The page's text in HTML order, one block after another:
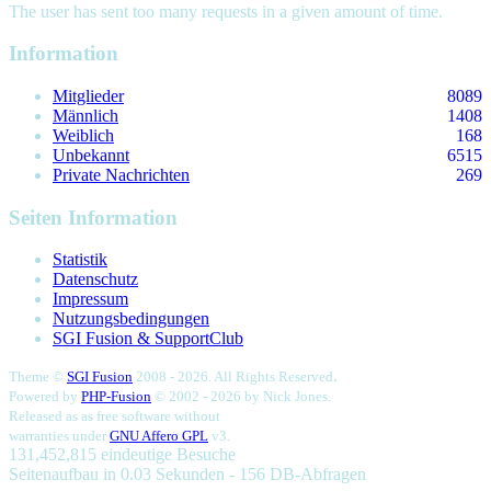
The user has sent too many requests in a given amount of time.
Information
Mitglieder
8089
Männlich
1408
Weiblich
168
Unbekannt
6515
Private Nachrichten
269
Seiten Information
Statistik
Datenschutz
Impressum
Nutzungsbedingungen
SGI Fusion & SupportClub
Theme © SGI Fusion 2008 - 2026. All Rights Reserved.
Powered by PHP-Fusion © 2002 - 2026 by Nick Jones.
Released as as free software without
warranties under GNU Affero GPL v3.
131,452,815 eindeutige Besuche
Seitenaufbau in 0.03 Sekunden - 156 DB-Abfragen